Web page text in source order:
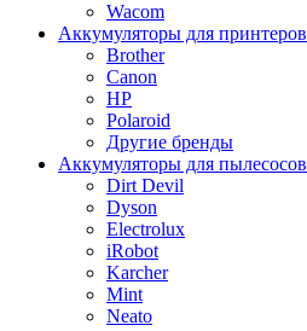
Wacom
Аккумуляторы для принтеров
Brother
Canon
HP
Polaroid
Другие бренды
Аккумуляторы для пылесосов
Dirt Devil
Dyson
Electrolux
iRobot
Karcher
Mint
Neato